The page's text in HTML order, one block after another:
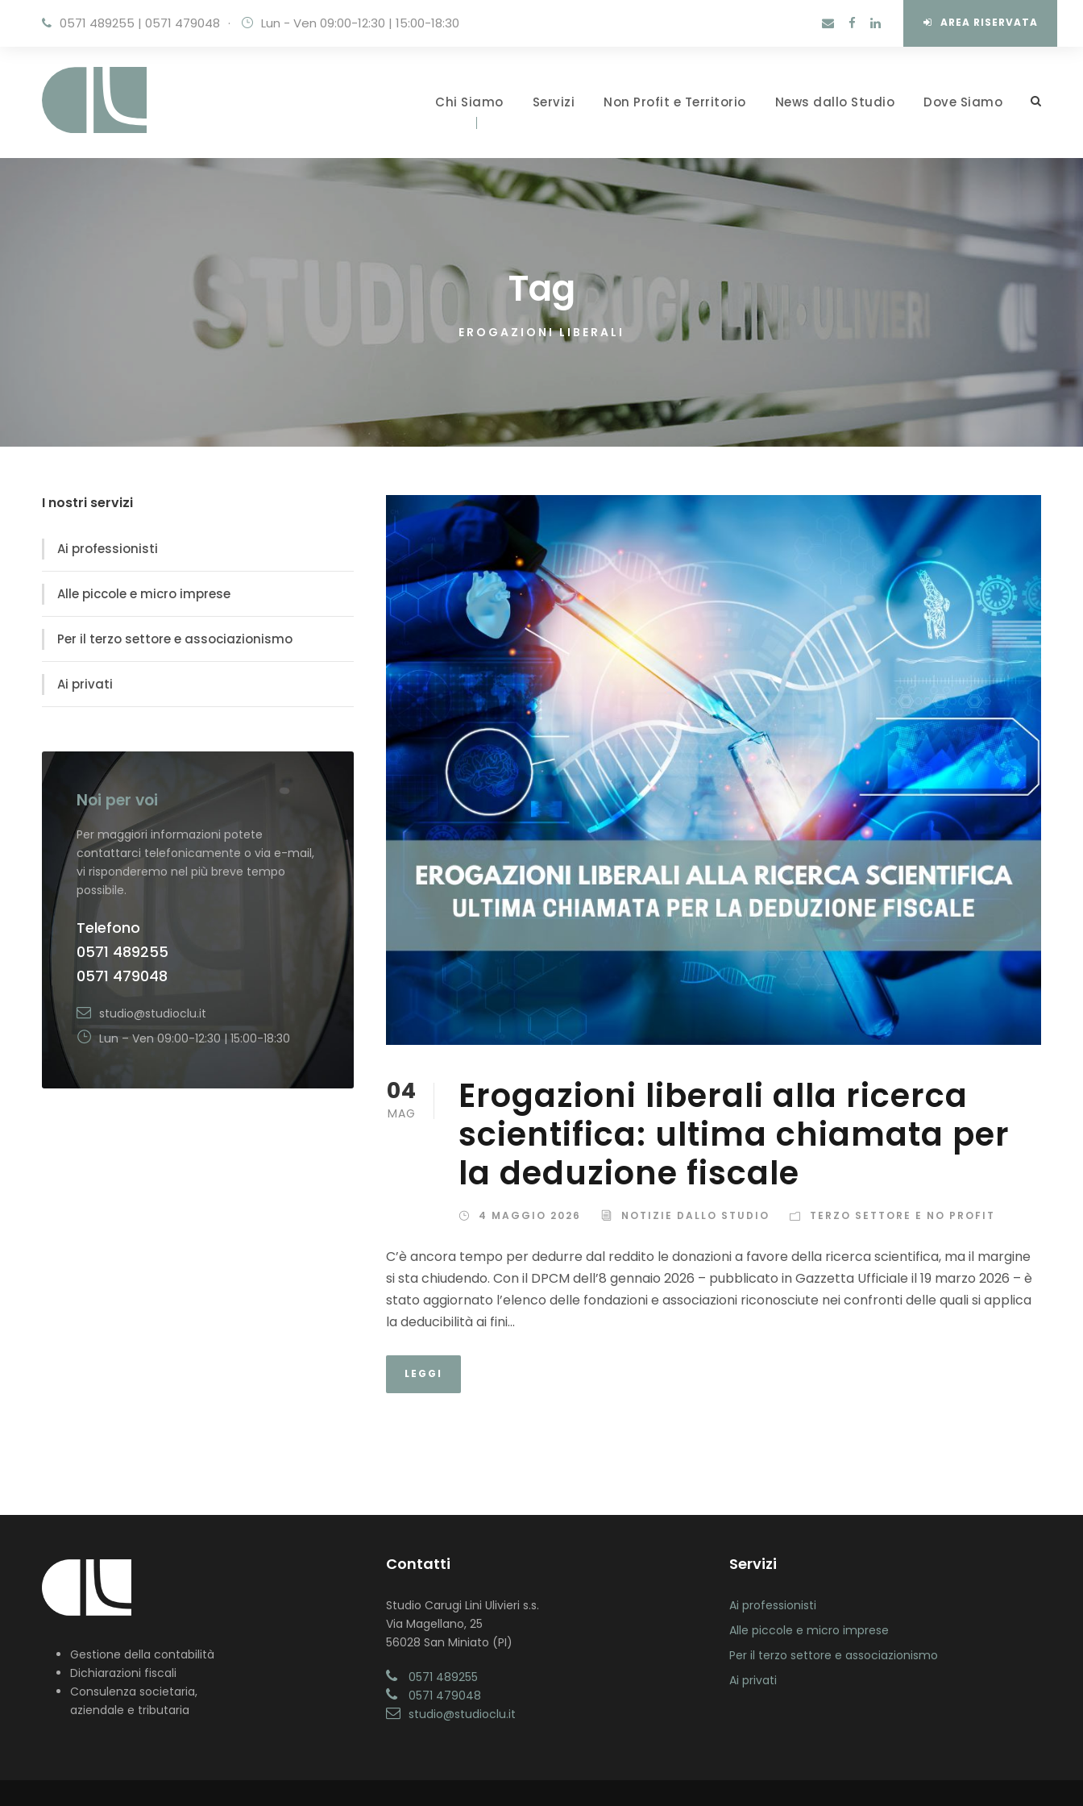
0571 489255 | 0571 479048 · Lun - Ven 09:00-12:30 | 15:00-18:30 AREA RISERVATA
Chi Siamo Servizi Non Profit e Territorio News dallo Studio Dove Siamo
Tag
EROGAZIONI LIBERALI
04
MAG
Erogazioni liberali alla ricerca
scientifica: ultima chiamata per
la deduzione fiscale
4 MAGGIO 2026 NOTIZIE DALLO STUDIO TERZO SETTORE E NO PROFIT
C’è ancora tempo per dedurre dal reddito le donazioni a favore della ricerca scientifica, ma il margine
si sta chiudendo. Con il DPCM dell’8 gennaio 2026 – pubblicato in Gazzetta Ufficiale il 19 marzo 2026 – è
stato aggiornato l’elenco delle fondazioni e associazioni riconosciute nei confronti delle quali si applica
la deducibilità ai fini...
LEGGI
I nostri servizi
Ai professionisti
Alle piccole e micro imprese
Per il terzo settore e associazionismo
Ai privati
Noi per voi
Per maggiori informazioni potete
contattarci telefonicamente o via e-mail,
vi risponderemo nel più breve tempo
possibile.
Telefono
0571 489255
0571 479048
studio@studioclu.it
Lun – Ven 09:00-12:30 | 15:00-18:30
Gestione della contabilità
Dichiarazioni fiscali
Consulenza societaria,
aziendale e tributaria
Contatti
Studio Carugi Lini Ulivieri s.s.
Via Magellano, 25
56028 San Miniato (PI)
0571 489255
0571 479048
studio@studioclu.it
Servizi
Ai professionisti
Alle piccole e micro imprese
Per il terzo settore e associazionismo
Ai privati